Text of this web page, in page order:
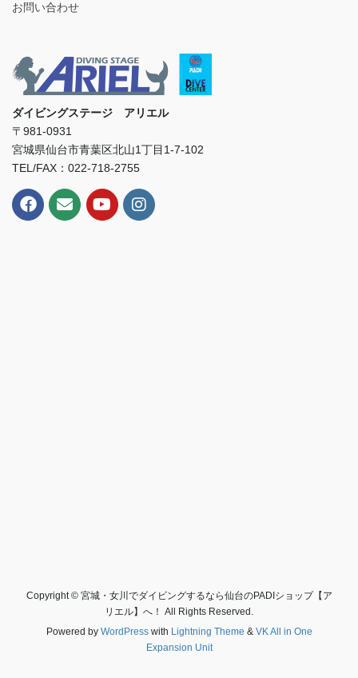
お問い合わせ
ダイビングステージ アリエル
〒981-0931
宮城県仙台市青葉区北山1丁目1-7-102
TEL/FAX：022-718-2755
Copyright © 宮城・女川でダイビングするなら仙台のPADIショップ【ア
リエル】へ！ All Rights Reserved.
Powered by WordPresswith Lightning Theme & VK All in One
Expansion Unit